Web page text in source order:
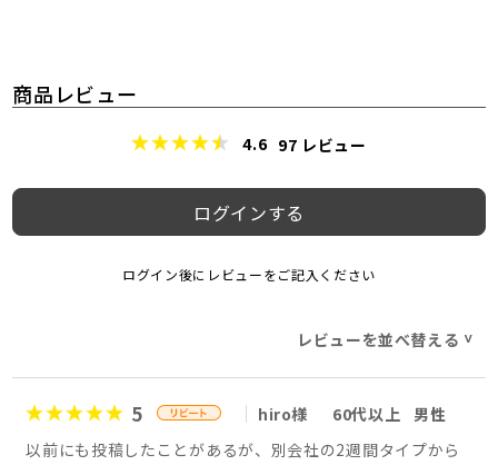
商品レビュー
4.6 97 レビュー
ログインする
ログイン後にレビューをご記入ください
レビューを並べ替える >
5 hiro様 60代以上
男性
以前にも投稿したことがあるが、別会社の2週間タイプから